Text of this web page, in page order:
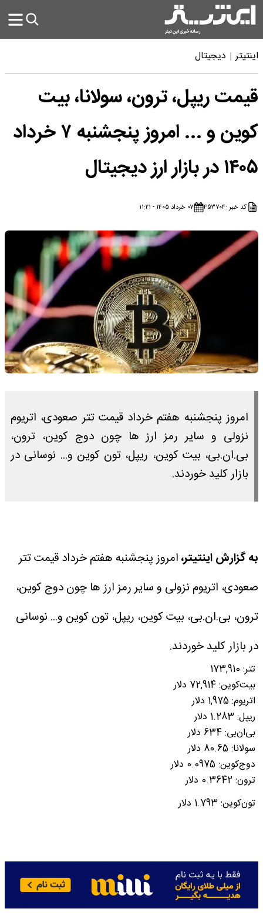
اینتیتر دیجیتال
قیمت ریپل، ترون، سولانا، بیت
کوین و ... امروز پنجشنبه ۷ خرداد
۱۴۰۵ در بازار ارز دیجیتال
کد خبر :۴۵۳۷۰۴ ۰۷ خرداد ۱۴۰۵ - ۱۱:۲۱
امروز پنجشنبه هفتم خرداد قیمت تتر صعودی، اتریوم
نزولی و سایر رمز ارز ها چون دوج کوین، ترون،
بی.ان.بی، بیت کوین، ریپل، تون کوین و... نوسانی در
بازار کلید خوردند.
به گزارش اینتیتر،امروز پنجشنبه هفتم خرداد قیمت تتر
صعودی، اتریوم نزولی و سایر رمز ارز ها چون دوج کوین،
ترون، بی.ان.بی، بیت کوین، ریپل، تون کوین و... نوسانی
در بازار کلید خوردند.
تتر: 173,910
بیت‌کوین: 72,914 دلار
اتریوم: 1,975 دلار
ریپل: 1.283 دلار
بی‌ان‌بی: 634 دلار
سولانا: 80.65 دلار
دوج‌کوین: 0.0975 دلار
ترون: 0.3642 دلار
تون‌کوین: 1.793 دلار